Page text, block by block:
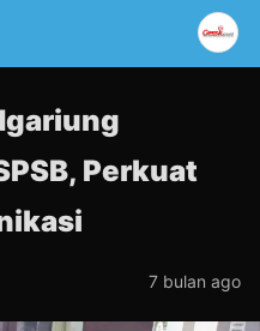
Perkuat
7 bulan ago